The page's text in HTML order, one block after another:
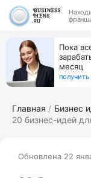
Пока
месяц
Главная
Бизнес
20 бизнес-идей
Обновлена 22